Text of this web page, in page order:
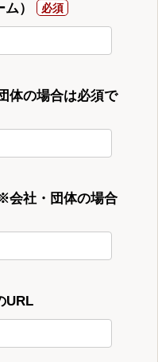
）
体の場合は必須で
会社・団体の場合
URL